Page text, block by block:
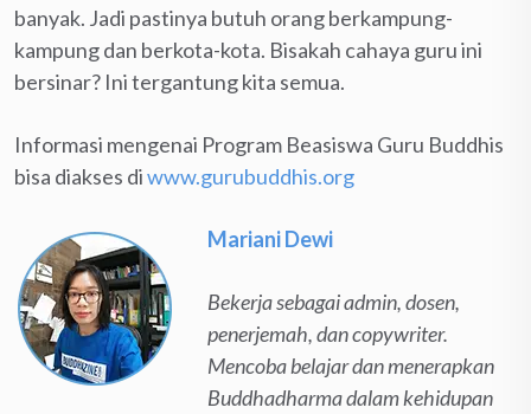
banyak. Jadi pastinya butuh orang berkampung-
kampung dan berkota-kota. Bisakah cahaya guru ini
bersinar? Ini tergantung kita semua.
Informasi mengenai Program Beasiswa Guru Buddhis
bisa diakses diwww.gurubuddhis.org
Mariani Dewi
Bekerja sebagai admin, dosen,
penerjemah, dan copywriter.
Mencoba belajar dan menerapkan
Buddhadharma dalam kehidupan